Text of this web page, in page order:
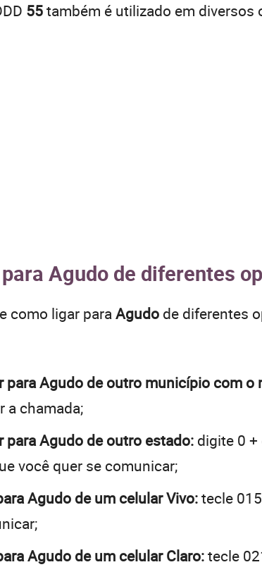
55também é utilizado em diversos
Agudo de diferentes
como ligar paraAgudo de diferentes
para Agudo de outro município com o
a chamada;
para Agudo de outro estado: digite 0
você quer se comunicar;
Agudo de um celular Vivo:tecle
Agudo de um celular Claro:tecle